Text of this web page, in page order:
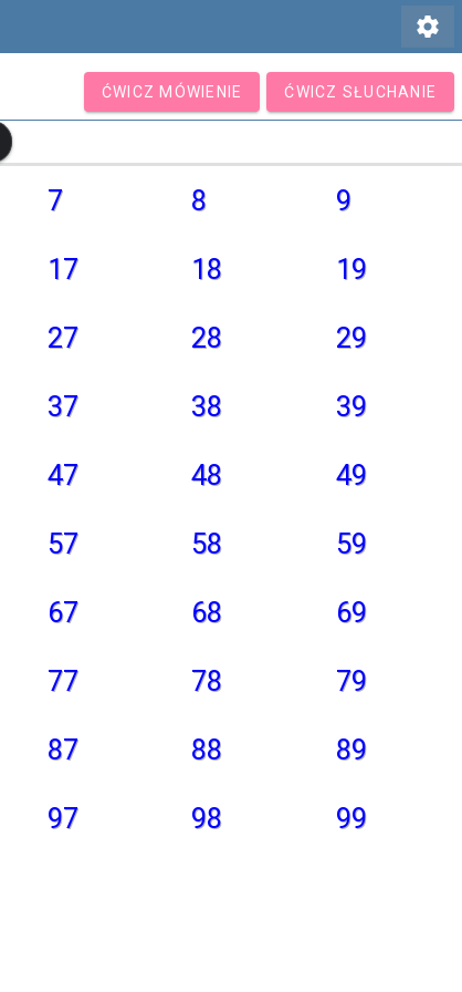
settings
ĆWICZ MÓWIENIE ĆWICZ SŁUCHANIE
7 8 9
17 18 19
27 28 29
37 38 39
47 48 49
57 58 59
67 68 69
77 78 79
87 88 89
97 98 99